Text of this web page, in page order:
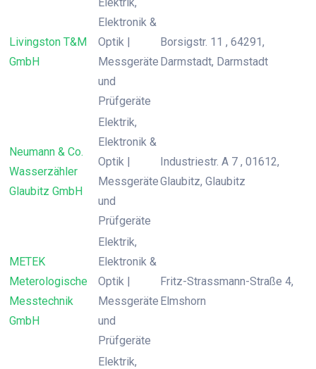
Livingston T&M
GmbH
Elektronik &
Optik |
Messgeräte
und
Prüfgeräte
Borsigstr. 11 , 64291,
Darmstadt, Darmstadt
Neumann & Co.
Wasserzähler
Glaubitz GmbH
Elektrik,
Elektronik &
Optik |
Messgeräte
und
Prüfgeräte
Industriestr. A 7 , 01612,
Glaubitz, Glaubitz
METEK
Meterologische
Messtechnik
GmbH
Elektrik,
Elektronik &
Optik |
Messgeräte
und
Prüfgeräte
Fritz-Strassmann-Straße 4,
Elmshorn
Elektrik,